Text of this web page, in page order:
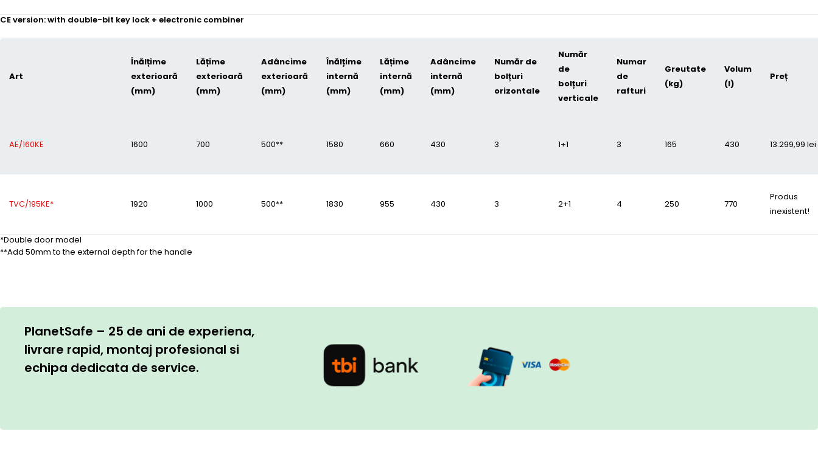
CE version: with double-bit key lock + electronic combiner
Art
Înălțime
exterioară
(mm)
Lățime
exterioară
(mm)
Adâncime
exterioară
(mm)
Înălțime
internă
(mm)
Lățime
internă
(mm)
Adâncime
internă
(mm)
Număr de
bolțuri
orizontale
Număr
de
bolțuri
verticale
Numar
de
rafturi
Greutate
(kg)
Volum
(l)
Preț
AE/160KE 1600 700 500** 1580 660 430 3 1+1 3 165 430 13.299,99 lei
TVC/195KE* 1920 1000 500** 1830 955 430 3 2+1 4 250 770
Produs
inexistent!
*Double door model
**Add 50mm to the external depth for the handle
PlanetSafe – 25 de ani de experiena,
livrare rapid, montaj profesional si
echipa dedicata de service.